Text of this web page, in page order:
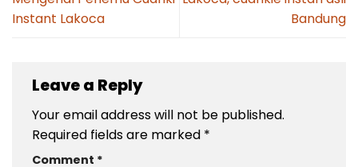
Instant Lakoca
Bandung
Leave a Reply
Your email address will not be published.
Required fields are marked *
Comment *